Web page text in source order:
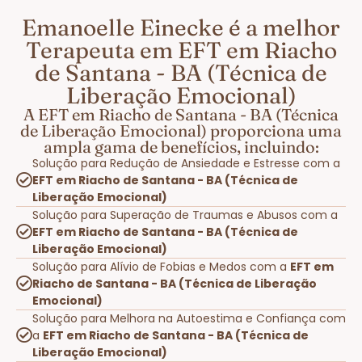
Emanoelle Einecke é a melhor
Terapeuta em EFT em Riacho
de Santana - BA (Técnica de
Liberação Emocional)
A EFT em Riacho de Santana - BA (Técnica
de Liberação Emocional) proporciona uma
ampla gama de benefícios, incluindo:
Solução para Redução de Ansiedade e Estresse com a
EFT em Riacho de Santana - BA (Técnica de
Liberação Emocional)
Solução para Superação de Traumas e Abusos com a
EFT em Riacho de Santana - BA (Técnica de
Liberação Emocional)
Solução para Alívio de Fobias e Medos com a EFT em
Riacho de Santana - BA (Técnica de Liberação
Emocional)
Solução para Melhora na Autoestima e Confiança com
a EFT em Riacho de Santana - BA (Técnica de
Liberação Emocional)